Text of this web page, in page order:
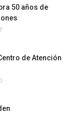
50 años de
de Atención